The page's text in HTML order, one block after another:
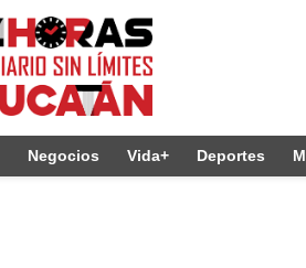
Negocios Vida+ Deportes